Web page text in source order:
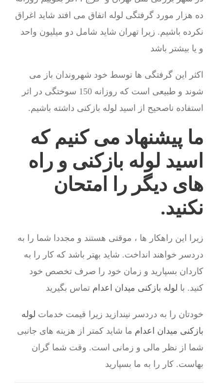
ده هزار مورد گرفتگی لوله اتفاق می افتد شاید اغراق
نکرده باشیم. زیرا تهران شاید شامل دو میلیون واحد
و یا بیشتر باشد
اکثر این گرفتگی ها توسط خود شهروندان باز می
شوند و طبیعی است که روزانه 150 سوختگی در اثر
استفاده ناصحیح از اسید لوله بازکنی داشته باشیم.
ما پیشنهاد می کنیم که
اسید لوله بازکنی و راه
های دیگر را امتحان
نکنید.
زیرا این راهکار ها ، موقتی هستند و مجددا شما را به
دردسر خواهند انداخت. شاید بهتر باشد که کار را به
کاردان بسپارید و زمان خود را صرف تخصص خود
کنید. با لوله بازکنی میدان اعدام تماس بگیرید
خودتان را به دردسر نیندازید زیرا قیمت خدمات لوله
بازکنی میدان اعدام ما شاید کمتر از هزینه های جانبی
شما از نظر مالی و زمانی است. وقت شما گران
بهاست. کار را به ما بسپارید